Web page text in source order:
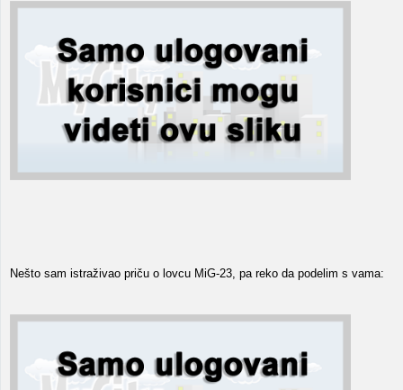
Nešto sam istraživao priču o lovcu MiG-23, pa reko da podelim s vama: